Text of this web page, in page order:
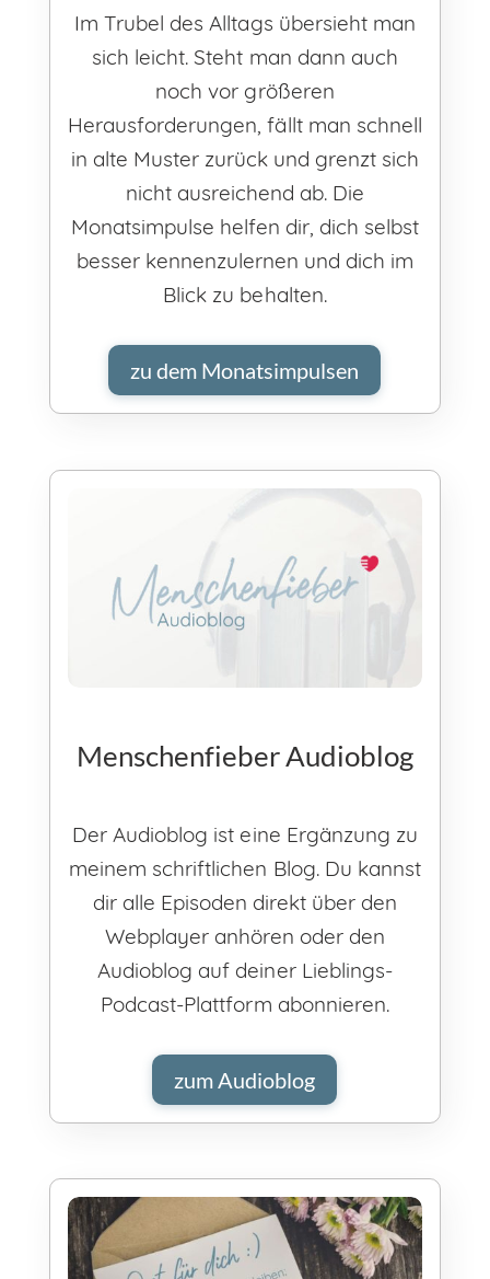
Im Trubel des Alltags übersieht man
sich leicht. Steht man dann auch
noch vor größeren
Herausforderungen, fällt man schnell
in alte Muster zurück und grenzt sich
nicht ausreichend ab. Die
Monatsimpulse helfen dir, dich selbst
besser kennenzulernen und dich im
Blick zu behalten.
zu dem Monatsimpulsen
Menschenfieber Audioblog
Der Audioblog ist eine Ergänzung zu
meinem schriftlichen Blog. Du kannst
dir alle Episoden direkt über den
Webplayer anhören oder den
Audioblog auf deiner Lieblings-
Podcast-Plattform abonnieren.
zum Audioblog